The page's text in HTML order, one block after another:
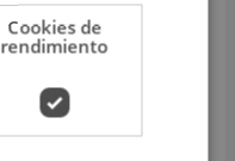
Cookies de
rendimiento